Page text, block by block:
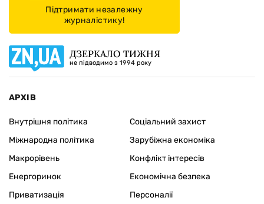
Підтримати незалежну
журналістику!
ДЗЕРКАЛО ТИЖНЯ
не підводимо з 1994 року
АРХІВ
Внутрішня політика
Міжнародна політика
Макрорівень
Енергоринок
Приватизація
Соціальний захист
Зарубіжна економіка
Конфлікт інтересів
Економічна безпека
Персоналії